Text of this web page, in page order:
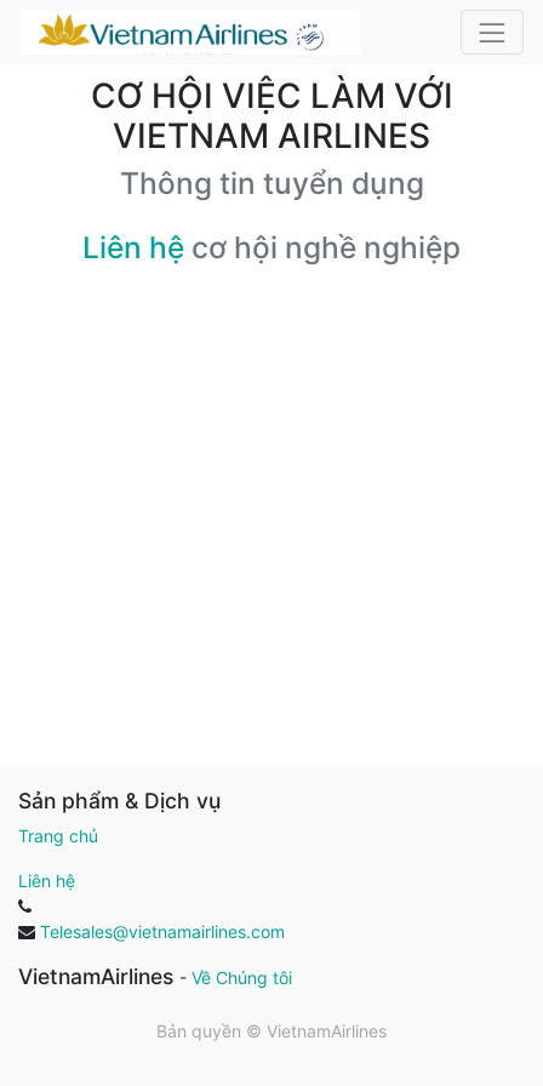
CƠ HỘI VIỆC LÀM VỚI
VIETNAM AIRLINES
Thông tin tuyển dụng
Liên hệ cơ hội nghề nghiệp
Sản phẩm & Dịch vụ
Trang chủ
Liên hệ
Telesales@vietnamairlines.com
VietnamAirlines - Về Chúng tôi
Bản quyền © VietnamAirlines